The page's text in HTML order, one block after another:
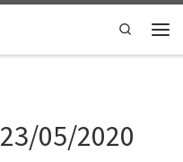
Search
23/05/2020